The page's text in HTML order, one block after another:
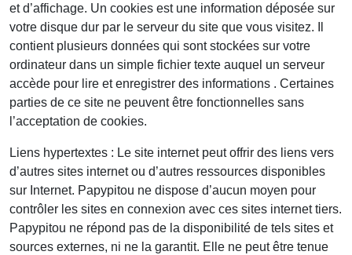
et d’affichage. Un cookies est une information déposée sur
votre disque dur par le serveur du site que vous visitez. Il
contient plusieurs données qui sont stockées sur votre
ordinateur dans un simple fichier texte auquel un serveur
accède pour lire et enregistrer des informations . Certaines
parties de ce site ne peuvent être fonctionnelles sans
l’acceptation de cookies.
Liens hypertextes : Le site internet peut offrir des liens vers
d’autres sites internet ou d’autres ressources disponibles
sur Internet. Papypitou ne dispose d’aucun moyen pour
contrôler les sites en connexion avec ces sites internet tiers.
Papypitou ne répond pas de la disponibilité de tels sites et
sources externes, ni ne la garantit. Elle ne peut être tenue